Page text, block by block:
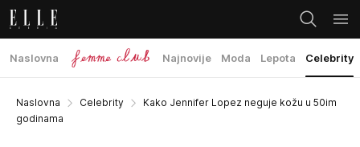
Naslovna Najnovije Moda Lepota Celebrity
Naslovna Celebrity
Kako Jennifer Lopez neguje kožu u 50im
godinama